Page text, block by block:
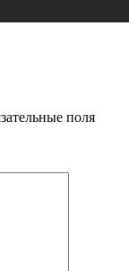
поля